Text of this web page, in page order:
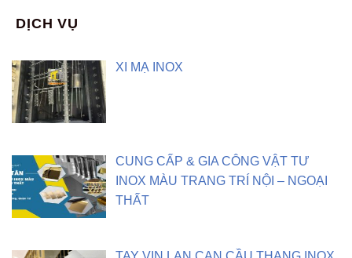
DỊCH VỤ
XI MẠ INOX
CUNG CẤP & GIA CÔNG VẬT TƯ
INOX MÀU TRANG TRÍ NỘI – NGOẠI
THẤT